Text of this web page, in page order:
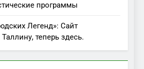
программы
Легенд»: Сайт
теперь здесь.